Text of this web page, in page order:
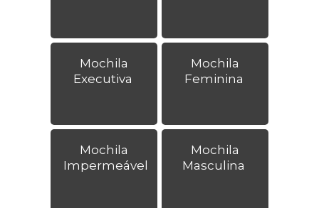
Mochila
Executiva
Mochila
Feminina
Mochila
Impermeável
Mochila
Masculina